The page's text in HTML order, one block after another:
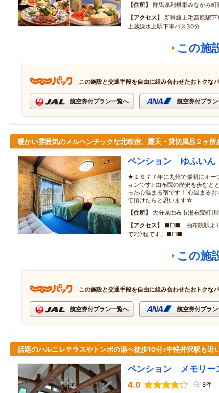
住所
群馬県利根郡みなかみ町
アクセス
新幹線上毛高原駅
上越線水上駅下車バス30分
この施
この施設と交通手段を自由に組み合わせたおトクな
航空券付プラン一覧へ 航空券付プラ
暖かい雰囲気のメルヘンチックな北欧宿、露天・貸切風呂２ヶ所
ペンション ゆふいん
★１９７７年に九州で最初にオー
ョンです♪ 由布院の歴史を歩むと
った心温まる宿です！ 心温まる
て頂けたらと思います☆
住所
大分県由布市湯布院町川
アクセス
■□■ 由布院駅より
で2分程です。■□■
この施
この施設と交通手段を自由に組み合わせたおトクな
航空券付プラン一覧へ 航空券付プラ
話題のハルニレテラスやトンボの湯へ徒歩10分♪中軽井沢駅も近
ペンション メモリー
4.0 8件